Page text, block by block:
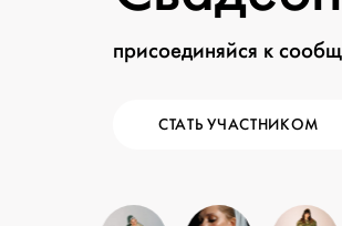
присоединяйся к
СТАТЬ УЧАСТНИКОМ